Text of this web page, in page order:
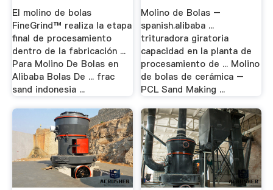
El molino de bolas
FineGrind™ realiza la etapa
final de procesamiento
dentro de la fabricación ...
Para Molino De Bolas en
Alibaba Bolas De ... frac
sand indonesia ...
Molino de Bolas –
spanish.alibaba ...
trituradora giratoria
capacidad en la planta de
procesamiento de ... Molino
de bolas de cerámica –
PCL Sand Making ...